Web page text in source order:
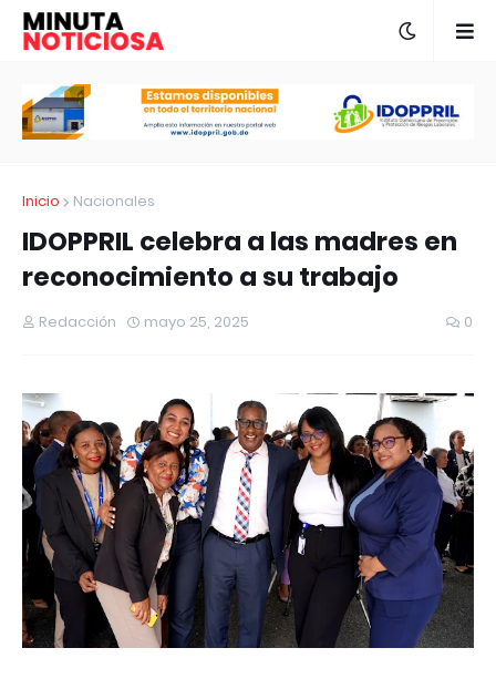
Inicio Nacionales
IDOPPRIL celebra a las madres en
reconocimiento a su trabajo
Redacción mayo 25, 2025 0